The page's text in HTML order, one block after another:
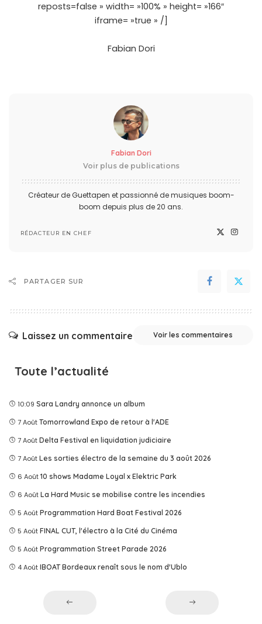
reposts=false » width= »100% » height= »166″
iframe= »true » /]
Fabian Dori
Fabian Dori
Voir plus de publications
Créateur de Guettapen et passionné de musiques boom-
boom depuis plus de 20 ans.
RÉDACTEUR EN CHEF
PARTAGER SUR
Laissez un commentaire Voir les commentaires
Toute l’actualité
10:09 Sara Landry annonce un album
7 Août Tomorrowland Expo de retour à l'ADE
7 Août Delta Festival en liquidation judiciaire
7 Août Les sorties électro de la semaine du 3 août 2026
6 Août 10 shows Madame Loyal x Elektric Park
6 Août La Hard Music se mobilise contre les incendies
5 Août Programmation Hard Boat Festival 2026
5 Août FINAL CUT, l'électro à la Cité du Cinéma
5 Août Programmation Street Parade 2026
4 Août IBOAT Bordeaux renaît sous le nom d'Ublo